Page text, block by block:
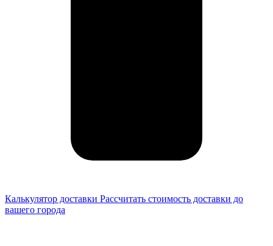
Калькулятор доставки Рассчитать стоимость доставки до
вашего города